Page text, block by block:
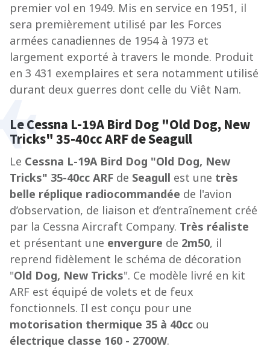
premier vol en 1949. Mis en service en 1951, il
sera premièrement utilisé par les Forces
armées canadiennes de 1954 à 1973 et
largement exporté à travers le monde. Produit
en 3 431 exemplaires et sera notamment utilisé
durant deux guerres dont celle du Viêt Nam.
Le Cessna L-19A Bird Dog "Old Dog, New
Tricks" 35-40cc ARF de Seagull
Le Cessna L-19A Bird Dog "Old Dog, New
Tricks" 35-40cc ARF de Seagull est une très
belle réplique radiocommandée de l'avion
d’observation, de liaison et d’entraînement créé
par la Cessna Aircraft Company. Très réaliste
et présentant une envergure de 2m50, il
reprend fidèlement le schéma de décoration
"Old Dog, New Tricks". Ce modèle livré en kit
ARF est équipé de volets et de feux
fonctionnels. Il est conçu pour une
motorisation thermique 35 à 40cc ou
électrique classe 160 - 2700W.